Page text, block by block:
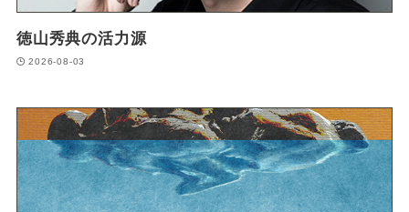
徳山秀典の活力源
2026-08-03